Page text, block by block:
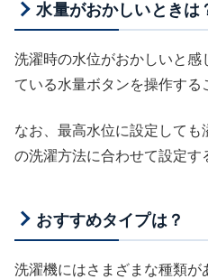
水量がおかしいときは
洗濯時の水位がおかしいと
ている水量ボタンを操作する
なお、最高水位に設定して
の洗濯方法に合わせて設定す
おすすめタイプは？
洗濯機にはさまざまな種類